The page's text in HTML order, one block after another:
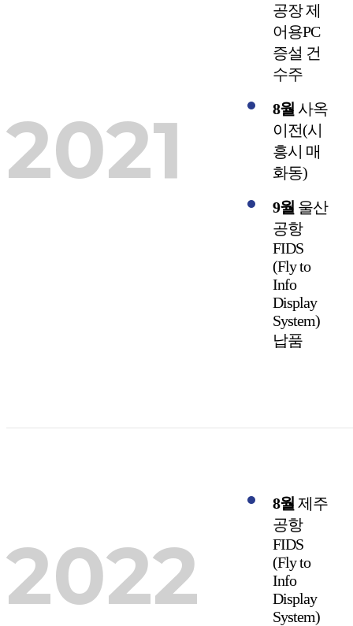
2021
공장 제
어용PC
증설 건
수주
8월 사옥
이전(시
흥시 매
화동)
9월 울산
공항
FIDS
(Fly to
Info
Display
System)
납품
2022
8월 제주
공항
FIDS
(Fly to
Info
Display
System)